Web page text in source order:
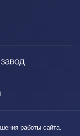
работы сайта.